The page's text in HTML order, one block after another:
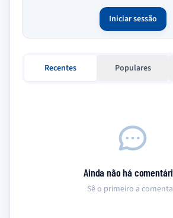
Iniciar sessão
Recentes Populares
Ainda não há
Sê o primeiro a